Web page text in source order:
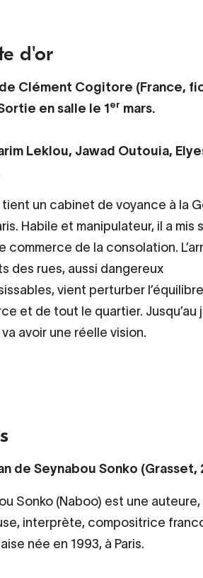
d'or
Clément Cogitore (France,
en salle le 1er mars.
Leklou, Jawad Outouia,
tient un cabinet de voyance à la
Habile et manipulateur, il a mis
commerce de la consolation.
des rues, aussi dangereux
vient perturber
et de tout le quartier. Jusqu’au
va avoir une réelle vision.
de Seynabou Sonko (Grasset,
Sonko (Naboo) est une auteure,
interprète, compositrice
née en 1993, à Paris.